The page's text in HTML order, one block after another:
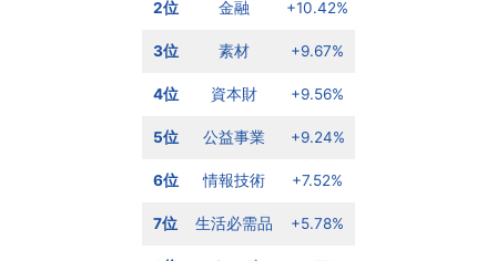
2位 金融 +10.42%
3位 素材 +9.67%
4位 資本財 +9.56%
5位 公益事業 +9.24%
6位 情報技術 +7.52%
7位 生活必需品 +5.78%